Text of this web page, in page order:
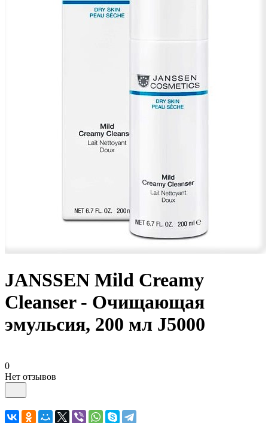
JANSSEN Mild Creamy
Cleanser - Очищающая
эмульсия, 200 мл J5000
0
Нет отзывов